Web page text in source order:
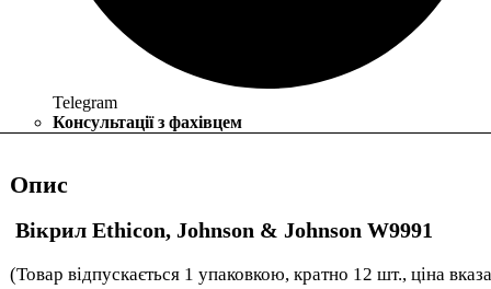
Telegram
Консультації з фахівцем
Опис
Вікрил Ethicon, Johnson & Johnson W9991
(Товар відпускається 1 упаковкою, кратно 12 шт., ціна